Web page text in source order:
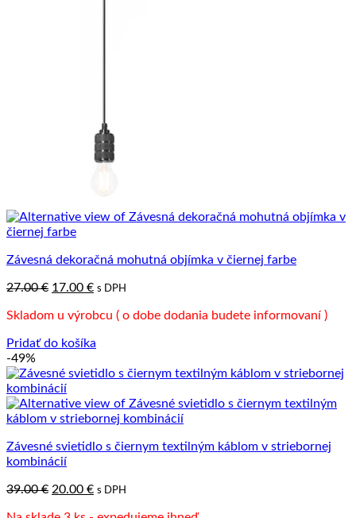
Závesná dekoračná mohutná objímka v čiernej farbe
27.00€ Pôvodná
bola:
17.00 €Aktuálna
je:
s DPH
Skladom u výrobcu ( o dobe dodania budete informovaní )
Pridať do košíka
-49%
Závesné svietidlo s čiernym textilným káblom v striebornej
kombinácií
39.00€ Pôvodná
20.00 €Aktuálna
s DPH